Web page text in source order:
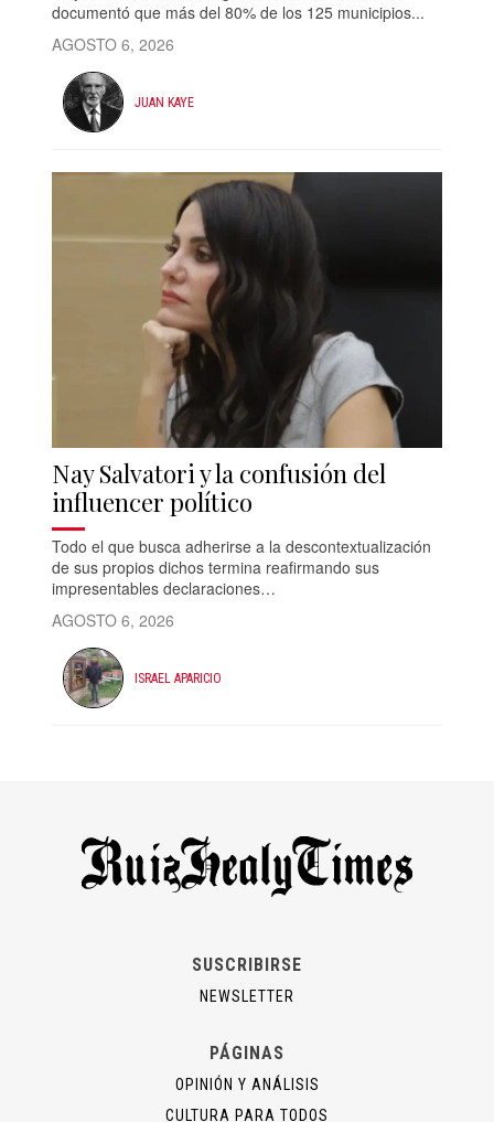
documentó que más del 80% de los 125 municipios...
AGOSTO 6, 2026
JUAN KAYE
Nay Salvatori y la confusión del
influencer político
Todo el que busca adherirse a la descontextualización
de sus propios dichos termina reafirmando sus
impresentables declaraciones…
AGOSTO 6, 2026
ISRAEL APARICIO
SUSCRIBIRSE
NEWSLETTER
PÁGINAS
OPINIÓN Y ANÁLISIS
CULTURA PARA TODOS